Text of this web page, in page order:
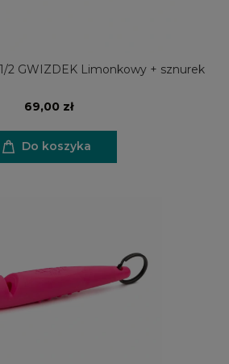
2 GWIZDEK Limonkowy + sznurek
69,00 zł
Do koszyka